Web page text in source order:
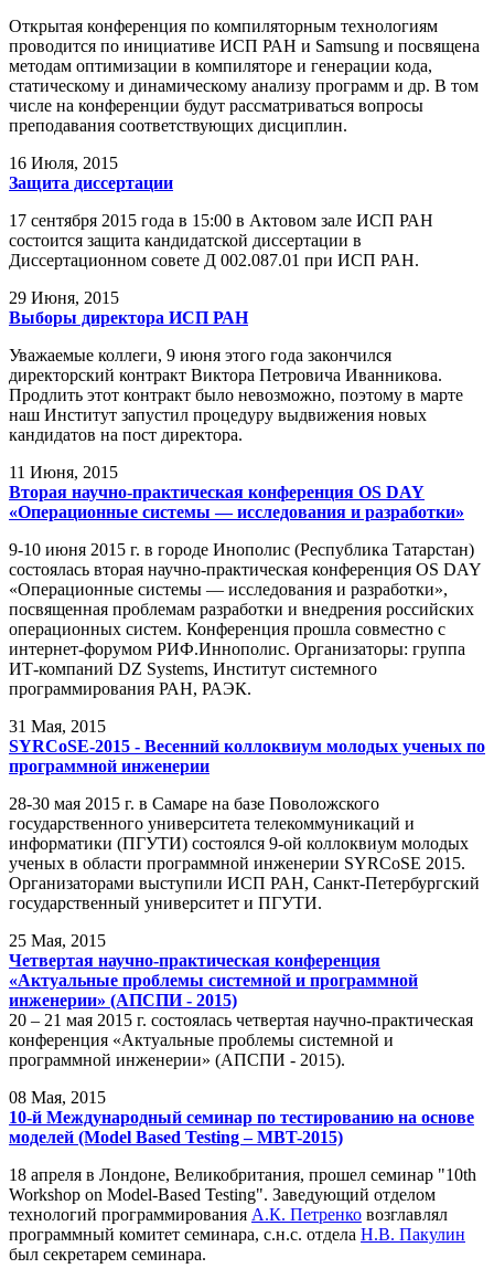
Открытая конференция по компиляторным технологиям
проводится по инициативе ИСП РАН и Samsung и посвящена
методам оптимизации в компиляторе и генерации кода,
статическому и динамическому анализу программ и др. В том
числе на конференции будут рассматриваться вопросы
преподавания соответствующих дисциплин.
16 Июля, 2015
Защита диссертации
17 сентября 2015 года в 15:00 в Актовом зале ИСП РАН
состоится защита кандидатской диссертации в
Диссертационном совете Д 002.087.01 при ИСП РАН.
29 Июня, 2015
Выборы директора ИСП РАН
Уважаемые коллеги, 9 июня этого года закончился
директорский контракт Виктора Петровича Иванникова.
Продлить этот контракт было невозможно, поэтому в марте
наш Институт запустил процедуру выдвижения новых
кандидатов на пост директора.
11 Июня, 2015
Вторая научно-практическая конференция OS DAY
«Операционные системы — исследования и разработки»
9-10 июня 2015 г. в городе Инополис (Республика Татарстан)
состоялась вторая научно-практическая конференция OS DAY
«Операционные системы — исследования и разработки»,
посвященная проблемам разработки и внедрения российских
операционных систем. Конференция прошла совместно с
интернет-форумом РИФ.Иннополис. Организаторы: группа
ИТ-компаний DZ Systems, Институт системного
программирования РАН, РАЭК.
31 Мая, 2015
SYRCoSE-2015 - Весенний коллоквиум молодых ученых по
программной инженерии
28-30 мая 2015 г. в Самаре на базе Поволожского
государственного университета телекоммуникаций и
информатики (ПГУТИ) состоялся 9-ой коллоквиум молодых
ученых в области программной инженерии SYRCoSE 2015.
Организаторами выступили ИСП РАН, Санкт-Петербургский
государственный университет и ПГУТИ.
25 Мая, 2015
Четвертая научно-практическая конференция
«Актуальные проблемы системной и программной
инженерии» (АПСПИ - 2015)
20 – 21 мая 2015 г. состоялась четвертая научно-практическая
конференция «Актуальные проблемы системной и
программной инженерии» (АПСПИ - 2015).
08 Мая, 2015
10-й Международный семинар по тестированию на основе
моделей (Model Based Testing – MBT-2015)
18 апреля в Лондоне, Великобритания, прошел семинар "10th
Workshop on Model-Based Testing". Заведующий отделом
технологий программирования А.К. Петренко возглавлял
программный комитет семинара, с.н.с. отдела Н.В. Пакулин
был секретарем семинара.